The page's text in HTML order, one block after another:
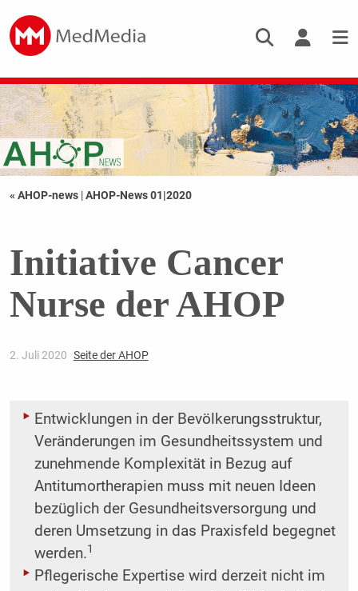
« AHOP-news |AHOP-News 01|2020
Initiative Cancer
Nurse der AHOP
2. Juli 2020 Seite der AHOP
Entwicklungen in der Bevölkerungsstruktur,
Veränderungen im Gesundheitssystem und
zunehmende Komplexität in Bezug auf
Antitumortherapien muss mit neuen Ideen
bezüglich der Gesundheitsversorgung und
deren Umsetzung in das Praxisfeld begegnet
werden.1
Pflegerische Expertise wird derzeit nicht im